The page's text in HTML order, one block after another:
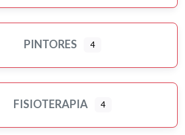
PINTORES 4
FISIOTERAPIA 4